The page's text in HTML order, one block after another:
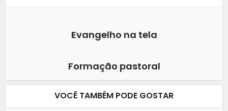
Evangelho na tela
Formação pastoral
VOCÊ TAMBÉM PODE GOSTAR